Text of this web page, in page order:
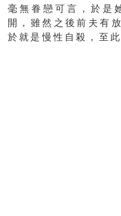
毫無眷戀可言，於是
開，雖然之後前夫有
於就是慢性自殺，至